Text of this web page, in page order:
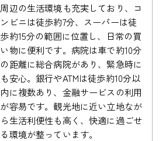
周辺の生活環境も充実しており、コ
ンビニは徒歩約7分、スーパーは徒
歩約15分の範囲に位置し、日常の買
い物に便利です。病院は車で約10分
の距離に総合病院があり、緊急時に
も安心。銀行やATMは徒歩約10分以
内に複数あり、金融サービスの利用
が容易です。観光地に近い立地なが
ら生活利便性も高く、快適に過ごせ
る環境が整っています。